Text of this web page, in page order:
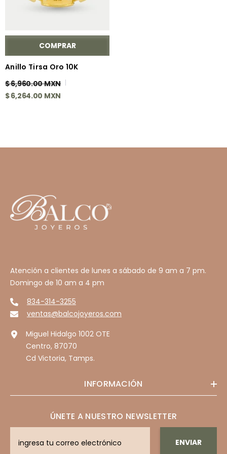
COMPRAR
Anillo Tirsa Oro 10K
$ 6,960.00 MXN
$ 6,264.00 MXN
Atención a clientes de lunes a sábado de 9 am a 7 pm.
Domingo de 10 am a 4 pm
834-314-3255
ventas@balcojoyeros.com
Miguel Hidalgo 1002 OTE
Centro, 87070
Cd Victoria, Tamps.
INFORMACIÓN
ÚNETE A NUESTRO NEWSLETTER
ENVIAR